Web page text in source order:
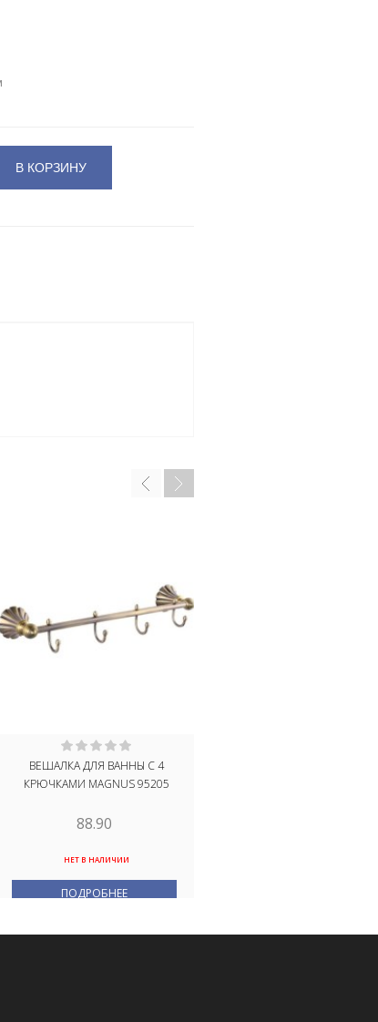
В КОРЗИНУ
ВЕШАЛКА ДЛЯ ВАННЫ С 4
КРЮЧКАМИ MAGNUS 95205
88.90
НЕТ В НАЛИЧИИ
ПОДРОБНЕЕ